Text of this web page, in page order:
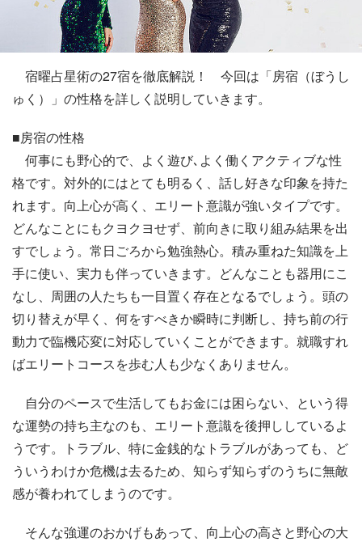
宿曜占星術の27宿を徹底解説！ 今回は「房宿（ぼうし
ゅく）」の性格を詳しく説明していきます。
■房宿の性格
何事にも野心的で、よく遊び､よく働くアクティブな性
格です。対外的にはとても明るく、話し好きな印象を持た
れます。向上心が高く、エリート意識が強いタイプです。
どんなことにもクヨクヨせず、前向きに取り組み結果を出
すでしょう。常日ごろから勉強熱心。積み重ねた知識を上
手に使い、実力も伴っていきます。どんなことも器用にこ
なし、周囲の人たちも一目置く存在となるでしょう。頭の
切り替えが早く、何をすべきか瞬時に判断し、持ち前の行
動力で臨機応変に対応していくことができます。就職すれ
ばエリートコースを歩む人も少なくありません。
自分のペースで生活してもお金には困らない、という得
な運勢の持ち主なのも、エリート意識を後押ししているよ
うです。トラブル、特に金銭的なトラブルがあっても、ど
ういうわけか危機は去るため、知らず知らずのうちに無敵
感が養われてしまうのです。
そんな強運のおかげもあって、向上心の高さと野心の大